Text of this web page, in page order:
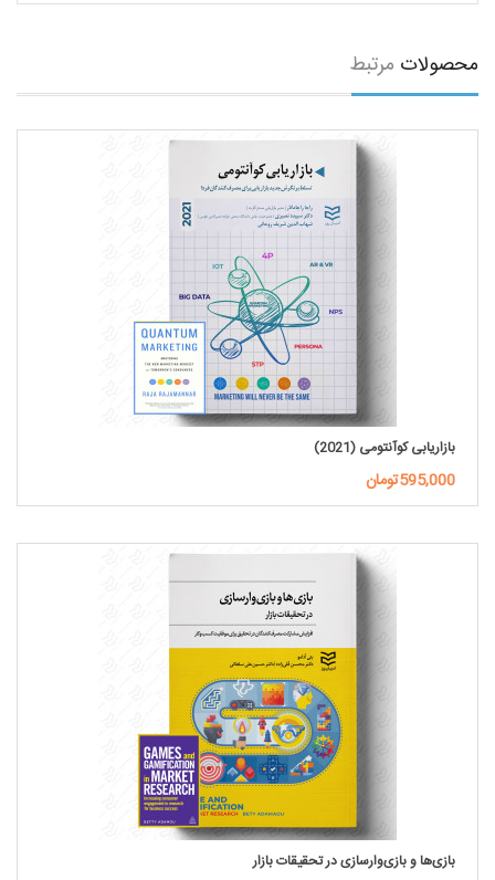
محصولات مرتبط
بازاریابی کوآنتومی (2021)
595,000تومان
بازی‌ها و بازی‌وارسازی در تحقیقات بازار